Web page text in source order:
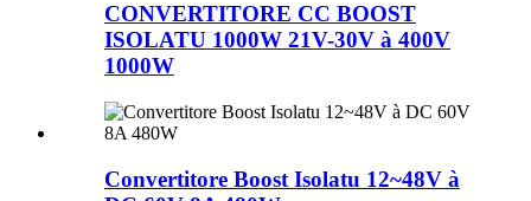
CONVERTITORE CC BOOST
ISOLATU 1000W 21V-30V à 400V
1000W
Convertitore Boost Isolatu 12~48V à